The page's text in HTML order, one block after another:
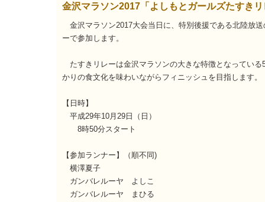
金沢マラソン2017「よしもとガールズたすき
金沢マラソン2017大会当日に、特別後援である北陸放
ーで参加します。
たすきリレーは金沢マラソンの大きな特徴となってい
かりの食文化を味わいながらフィニッシュを目指します。
【日時】
平成29年10月29日（日）
8時50分スタート
【参加ランナー】（順不同)
横澤夏子
ガンバレルーヤ よしこ
ガンバレルーヤ まひる